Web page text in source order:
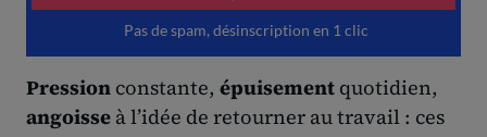
Pression constante, épuisement quotidien,
angoisse à l’idée de retourner au travail : ces